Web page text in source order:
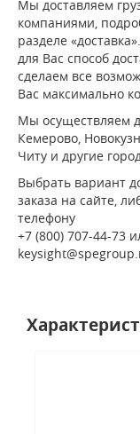
Мы доставляем
компаниями,
разделе
для Вас способ
сделаем все
Вас максимально
Мы осуществляем
Кемерово,
Читу и другие
Выбрать вариант
заказа на сайте,
телефону
+7 (800) 707-44-73